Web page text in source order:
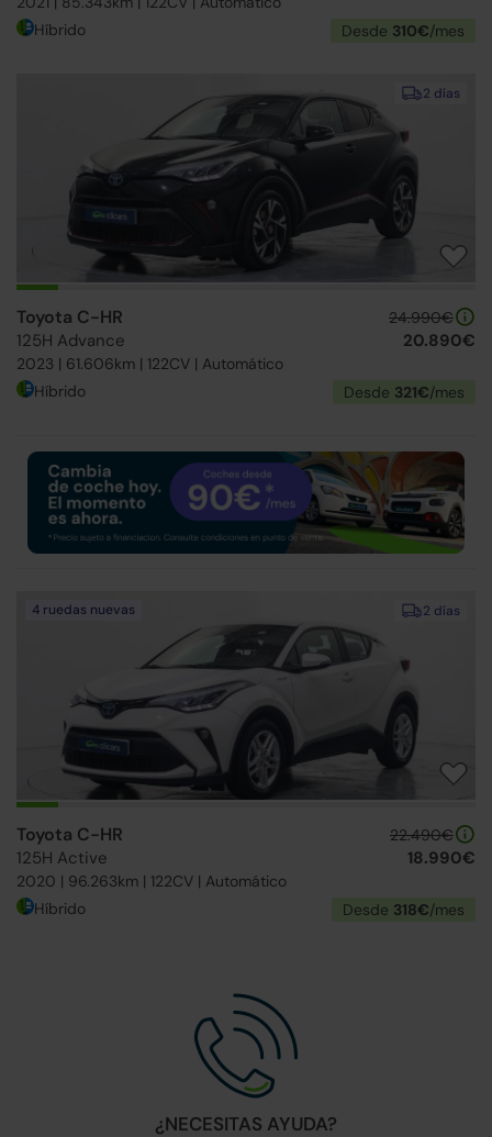
Híbrido Desde 310€/mes
2 días
Toyota C-HR
125H Advance
2023 | 61.606km | 122CV | Automático
24.990€
20.890€
Híbrido Desde 321€/mes
2 días
4 ruedas nuevas
Toyota C-HR
125H Active
2020 | 96.263km | 122CV | Automático
22.490€
18.990€
Híbrido Desde 318€/mes
¿NECESITAS AYUDA?